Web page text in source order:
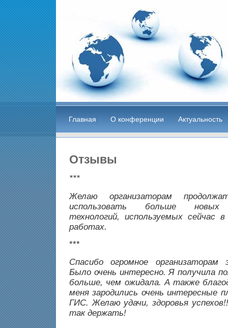
Главная О конференции Актуальность
Отзывы
***
Желаю организаторам
использовать больше новых
технологий, используемых сейчас
работах.
***
Спасибо огромное организаторам
Было очень интересно. Я получила
больше, чем ожидала. А также
меня зародились очень интересные
ГИС. Желаю удачи, здоровья
так держать!